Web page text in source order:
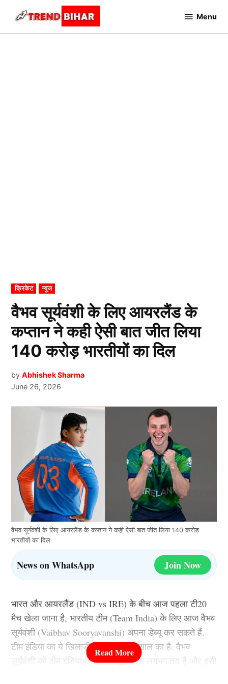
content
Bihar
Menu
POSTED
IN
क्रिकेट न्यूज
वैभव सूर्यवंशी के लिए आयरलैंड के
कप्तान ने कही ऐसी बात जीत लिया
140 करोड़ भारतीयों का दिल
by Abhishek Sharma
June 26, 2026
वैभव सूर्यवंशी के लिए आयरलैंड के कप्तान ने कही ऐसी बात जीत लिया 140 करोड़
भारतीयों का दिल
News on WhatsApp Join Now
भारत और आयरलैंड (IND vs IRE) के बीच आज पहला टी20
मैच खेला जाना है, भारतीय टीम (Team India) के लिए आज वैभव
सूर्यवंशी (Vaibhav Sooryavanshi) अपना डेब्यू कर सकते हैं.
टीम इंडिया का ये खिलाड़ी अभी सिर्फ 15 साल का है. वैभव
सूर्यवंशी को टीम इंडिया के लिए डेब्यू मिलना लगभग तय है और इसी